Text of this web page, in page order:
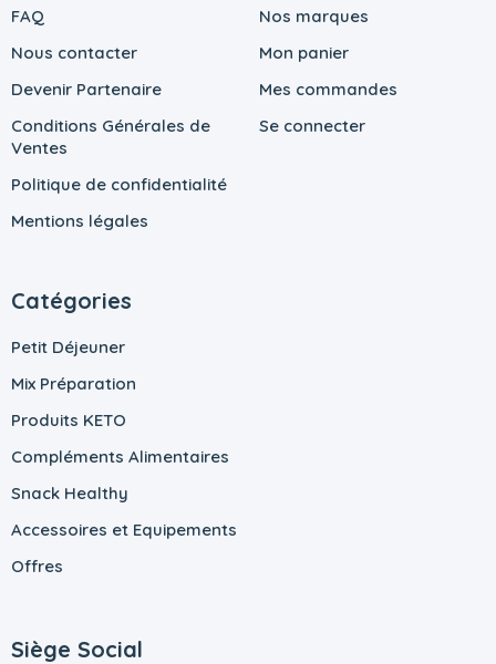
FAQ
Nous contacter
Devenir Partenaire
Conditions Générales de
Ventes
Politique de confidentialité
Mentions légales
Nos marques
Mon panier
Mes commandes
Se connecter
Catégories
Petit Déjeuner
Mix Préparation
Produits KETO
Compléments Alimentaires
Snack Healthy
Accessoires et Equipements
Offres
Siège Social